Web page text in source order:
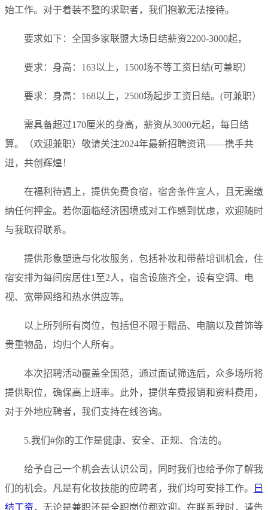
始工作。对于着装不整的求职者，我们抱歉无法接待。
要求如下：全国多家联盟大场日结薪资2200-3000起，
要求：身高：163以上，1500场不等工资日结(可兼职）
要求：身高：168以上，2500场起步工资日结。(可兼职）
需具备超过170厘米的身高，薪资从3000元起，每日结
算。（欢迎兼职）敬请关注2024年最新招聘资讯——携手共
进，共创辉煌！
在福利待遇上，提供免费食宿，宿舍条件宜人，且无需缴
纳任何押金。若你面临经济困境或对工作感到忧虑，欢迎随时
与我取得联系。
提供形象塑造与化妆服务，包括补妆和带薪培训机会，住
宿安排为每间房居住1至2人，宿舍设施齐全，设有空调、电
视、宽带网络和热水供应等。
以上所列所有岗位，包括但不限于赠品、电脑以及首饰等
贵重物品，均归个人所有。
本次招聘活动覆盖全国范，通过面试筛选后，众多场所将
提供职位，确保高上班率。此外，提供车费报销和资料费用，
对于外地应聘者，我们支持在线咨询。
5.我们#你的工作是健康、安全、正规、合法的。
给予自己一个机会去认识公司，同时我们也给予你了解我
们的机会。凡是有化妆技能的应聘者，我们均可安排工作。
日
结工资，无论是兼职还是全职岗位都欢迎。在联系我时，请告